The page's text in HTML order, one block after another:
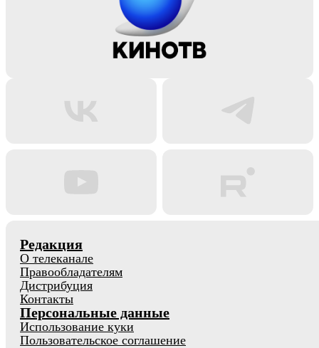
Редакция
О телеканале
Правообладателям
Дистрибуция
Контакты
Персональные данные
Использование куки
Пользовательское соглашение